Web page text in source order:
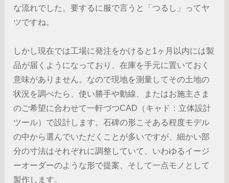
な流れでした。要するに服で言うと「つるし」ってヤ
ツですね。
しかし現在では工場に発注をかけると1ヶ月以内には製
品が届くようになっており、在庫を手元に置いておく
意味がありません。なので現地を測量してその土地の
状況を調べたら、使い勝手や動線、またはお施主さま
のご希望に合わせて一軒づつCAD（キャド：立体設計
ツール）で設計します。石碑の形こそある程度モデル
の中から選んでいただくことが多いですが、細かい部
分の寸法はそれぞれに調整していて、いわゆるイージ
ーオーダーのような形で提案、そして一点モノとして
製作します。